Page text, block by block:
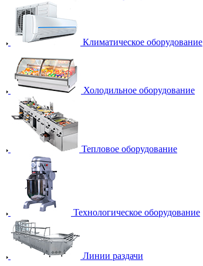
Климатическое оборудование
Холодильное оборудование
Тепловое оборудование
Технологическое оборудование
Линии раздачи